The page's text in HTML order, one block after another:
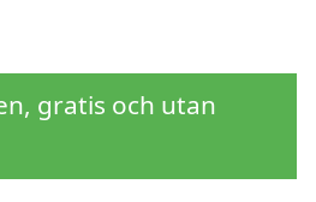
gratis och utan